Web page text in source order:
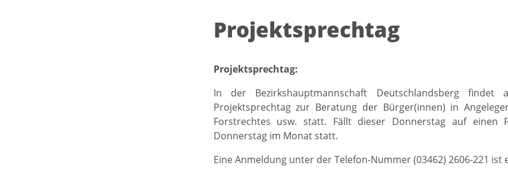
Projektsprechtag
Projektsprechtag:
In der Bezirkshauptmannschaft Deutschlandsberg
Projektsprechtag zur Beratung der Bürger(innen) in
Forstrechtes usw. statt. Fällt dieser Donnerstag auf einen
Donnerstag im Monat statt.
Eine Anmeldung unter der Telefon-Nummer (03462) 2606‑221 ist